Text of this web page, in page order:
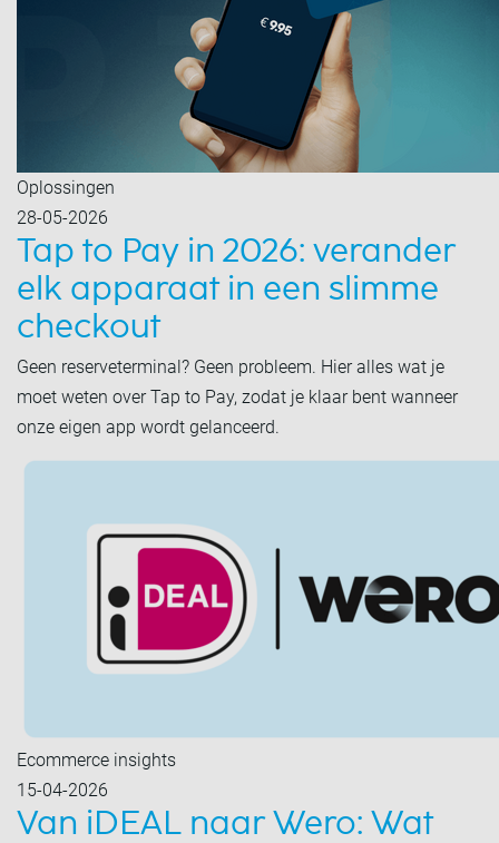
Oplossingen
28-05-2026
Tap to Pay in 2026: verander
elk apparaat in een slimme
checkout
Geen reserveterminal? Geen probleem. Hier alles wat je
moet weten over Tap to Pay, zodat je klaar bent wanneer
onze eigen app wordt gelanceerd.
Ecommerce insights
15-04-2026
Van iDEAL naar Wero: Wat